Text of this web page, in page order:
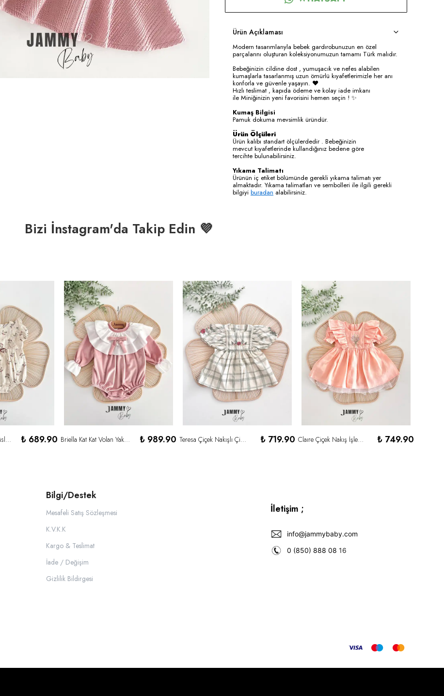
Ürün Açıklaması
Modern tasarımlarıyla bebek gardırobunuzun en özel
parçalarını oluşturan koleksiyonumuzun tamamı Türk malıdır.
Bebeğinizin cildine dost , yumuşacık ve nefes alabilen
kumaşlarla tasarlanmış uzun ömürlü kıyafetlerimizle her anı
konforla ve güvenle yaşayın. ❤️
Hızlı teslimat , kapıda ödeme ve kolay iade imkanı
ile Miniğinizin yeni favorisini hemen seçin ! ✨
Kumaş Bilgisi
Pamuk dokuma mevsimlik üründür.
Ürün Ölçüleri
Ürün kalıbı standart ölçülerdedir . Bebeğinizin
mevcut kıyafetlerinde kullandığınız bedene göre
tercihte bulunabilirsiniz.
Yıkama Talimatı
Ürünün iç etiket bölümünde gerekli yıkama talimatı yer
almaktadır. Yıkama talimatları ve sembolleri ile ilgili gerekli
bilgiyi buradan alabilirsiniz.
Bizi İnstagram'da Takip Edin 💜
Jolie Çiçek Desenli Müslin Romper-KREM ₺ 689.90 Briella Kat Kat Volan Yakalı Fiyonklu Parlak Yumuşacık Kadife Romper-PUDRA ₺ 989.90 Teresa Çiçek Nakışlı Çizgi Desenli Elbise-YEŞİL ₺ 719.90 Claıre Çiçek Nakış İşlemeli Elbise - SOMON ₺ 749.90
Bilgi/Destek
Mesafeli Satış Sözleşmesi
K.V.K.K
Kargo & Teslimat
İade / Değişim
Gizlilik Bildirgesi
İletişim ;
info@jammybaby.com
0 (850) 888 08 16